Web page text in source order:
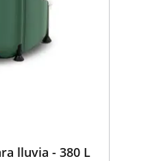
lluvia - 380 L